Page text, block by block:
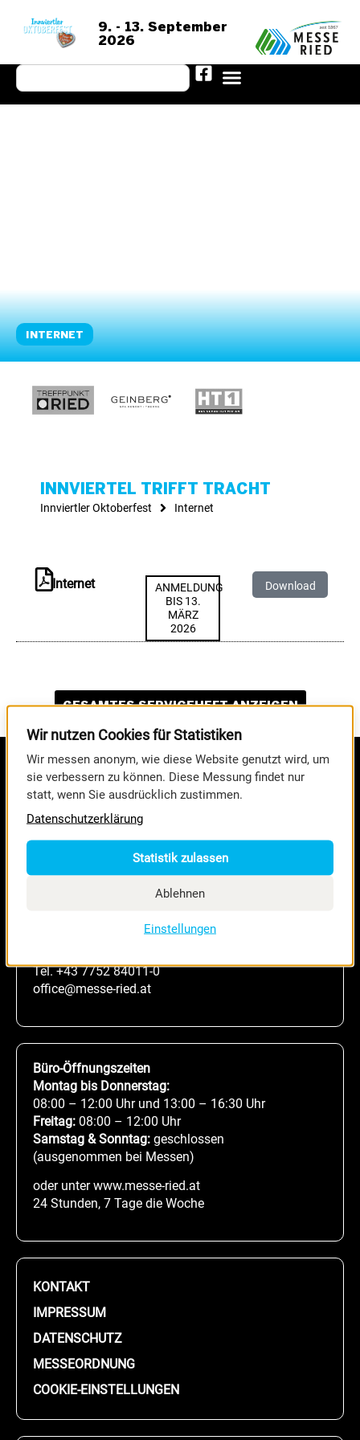
9. - 13. September
2026
INTERNET
INNVIERTEL TRIFFT TRACHT
Innviertler Oktoberfest Internet
Internet
ANMELDUNG
BIS 13.
MÄRZ
2026
Download
GESAMTES SERVICEHEFT ANZEIGEN
Tel.+43 7752 84011-0
office@messe-ried.at
Büro-Öffnungszeiten
Montag bis Donnerstag:
08:00 – 12:00 Uhr und 13:00 – 16:30 Uhr
Freitag: 08:00 – 12:00 Uhr
Samstag & Sonntag: geschlossen
(ausgenommen bei Messen)
oder unter www.messe-ried.at
24 Stunden, 7 Tage die Woche
KONTAKT
IMPRESSUM
DATENSCHUTZ
MESSEORDNUNG
COOKIE-EINSTELLUNGEN
Wir nutzen Cookies für Statistiken
Wir messen anonym, wie diese Website genutzt wird, um
sie verbessern zu können. Diese Messung findet nur
statt, wenn Sie ausdrücklich zustimmen.
Datenschutzerklärung
Statistik zulassen
Ablehnen
Einstellungen